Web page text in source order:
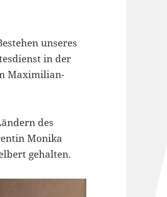
unseres
in der
Maximilian-
des
Monika
gehalten.